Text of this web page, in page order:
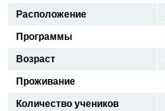
Расположение
Программы
Возраст
Проживание
Количество учеников